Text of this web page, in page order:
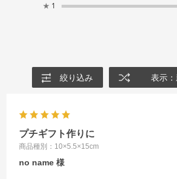
★ 1
絞り込み 表示
プチギフト作りに
商品種別：10×5.5×15cm
no name